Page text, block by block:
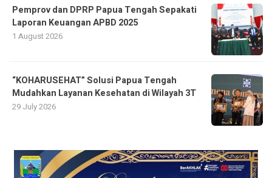
Pemprov dan DPRP Papua Tengah Sepakati
Laporan Keuangan APBD 2025
1 August 2026
“KOHARUSEHAT” Solusi Papua Tengah
Mudahkan Layanan Kesehatan di Wilayah 3T
29 July 2026